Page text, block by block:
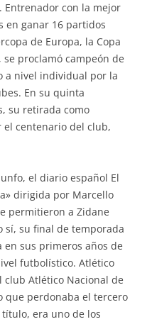
Entrenador con la mejor
en ganar 16 partidos
de Europa, la Copa
proclamó campeón de
a nivel individual por la
En su quinta
su retirada como
centenario del club,
el diario español El
dirigida por Marcello
permitieron a Zidane
sí, su final de temporada
sus primeros años de
futbolístico. Atlético
club Atlético Nacional de
que perdonaba el tercero
era uno de los